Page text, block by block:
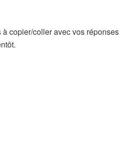
copier/coller avec vos réponses